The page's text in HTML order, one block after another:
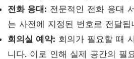
전화 응대: 전문적인 전화 응대
는 사전에 지정된 번호로 전달됩
회의실 예약: 회의가 필요할 때
니다. 이로 인해 실제 공간의 필